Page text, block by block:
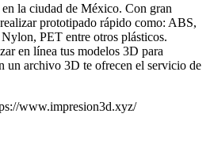
la ciudad de México. Con gran
prototipado rápido como: ABS,
PET entre otros plásticos.
en línea tus modelos 3D para
un archivo 3D te ofrecen el servicio de
www.impresion3d.xyz/